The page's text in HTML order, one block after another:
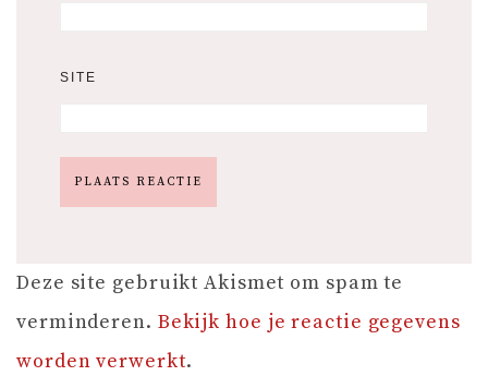
SITE
Deze site gebruikt Akismet om spam te
verminderen. Bekijk hoe je reactie gegevens
worden verwerkt.